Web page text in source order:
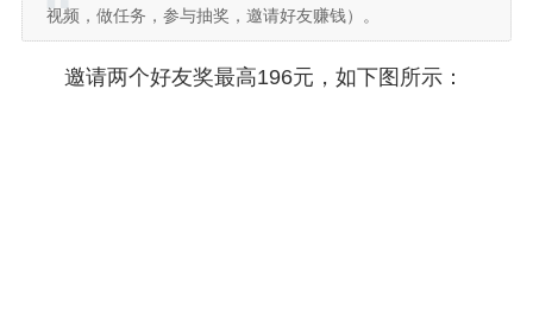
视频，做任务，参与抽奖，邀请好友赚钱）。
邀请两个好友奖最高196元，如下图所示：